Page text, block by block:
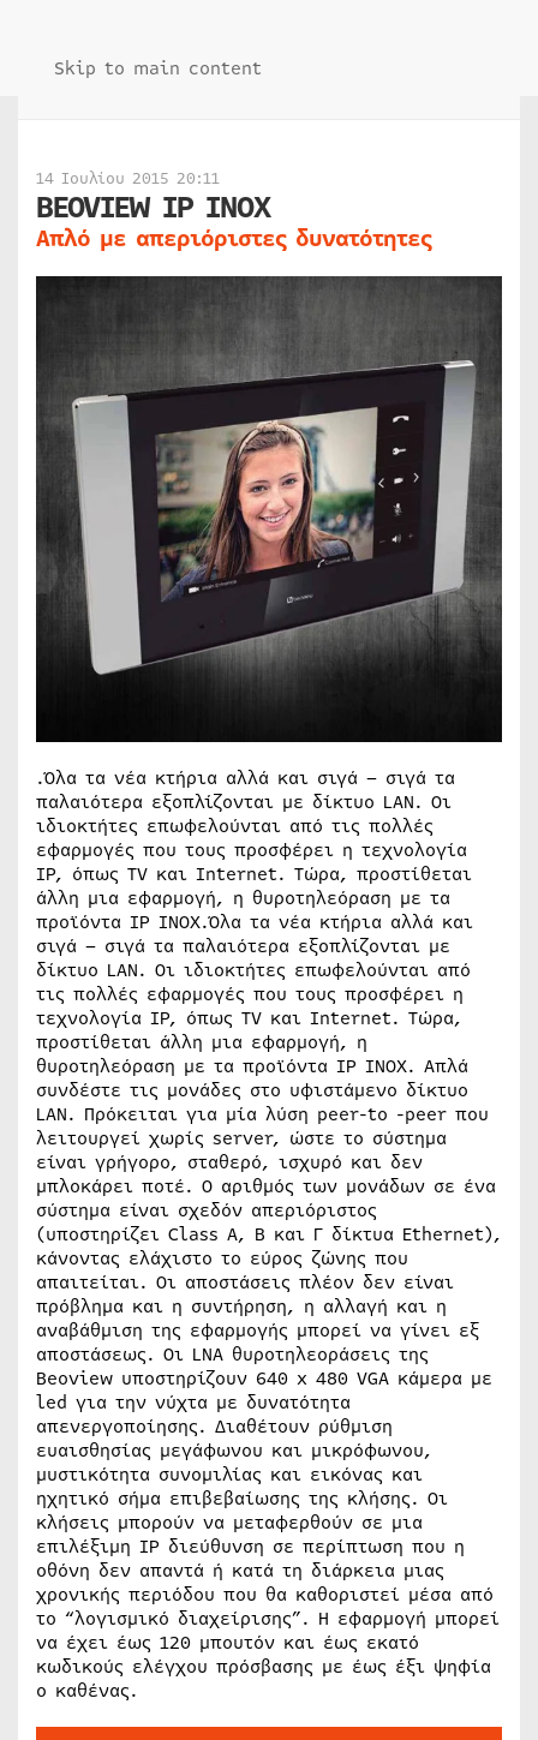
Skip to main content
14 Ιουλίου 2015 20:11
BEOVIEW IP IΝΟΧ
Απλό με απεριόριστες δυνατότητες
.Όλα τα νέα κτήρια αλλά και σιγά – σιγά τα
παλαιότερα εξοπλίζονται με δίκτυο LAN. Οι
ιδιοκτήτες επωφελούνται από τις πολλές
εφαρμογές που τους προσφέρει η τεχνολογία
IP, όπως TV και Internet. Τώρα, προστίθεται
άλλη μια εφαρμογή, η θυροτηλεόραση με τα
προϊόντα IP INOX.Όλα τα νέα κτήρια αλλά και
σιγά – σιγά τα παλαιότερα εξοπλίζονται με
δίκτυο LAN. Οι ιδιοκτήτες επωφελούνται από
τις πολλές εφαρμογές που τους προσφέρει η
τεχνολογία IP, όπως TV και Internet. Τώρα,
προστίθεται άλλη μια εφαρμογή, η
θυροτηλεόραση με τα προϊόντα IP INOX. Απλά
συνδέστε τις μονάδες στο υφιστάμενο δίκτυο
LAN. Πρόκειται για μία λύση peer-to -peer που
λειτουργεί χωρίς server, ώστε το σύστημα
είναι γρήγορο, σταθερό, ισχυρό και δεν
μπλοκάρει ποτέ. Ο αριθμός των μονάδων σε ένα
σύστημα είναι σχεδόν απεριόριστος
(υποστηρίζει Class A, B και Γ δίκτυα Ethernet),
κάνοντας ελάχιστο το εύρος ζώνης που
απαιτείται. Οι αποστάσεις πλέον δεν είναι
πρόβλημα και η συντήρηση, η αλλαγή και η
αναβάθμιση της εφαρμογής μπορεί να γίνει εξ
αποστάσεως. Οι LNA θυροτηλεοράσεις της
Beoview υποστηρίζουν 640 x 480 VGA κάμερα με
led για την νύχτα με δυνατότητα
απενεργοποίησης. Διαθέτουν ρύθμιση
ευαισθησίας μεγάφωνου και μικρόφωνου,
μυστικότητα συνομιλίας και εικόνας και
ηχητικό σήμα επιβεβαίωσης της κλήσης. Οι
κλήσεις μπορούν να μεταφερθούν σε μια
επιλέξιμη IP διεύθυνση σε περίπτωση που η
οθόνη δεν απαντά ή κατά τη διάρκεια μιας
χρονικής περιόδου που θα καθοριστεί μέσα από
το “λογισμικό διαχείρισης”. Η εφαρμογή μπορεί
να έχει έως 120 μπουτόν και έως εκατό
κωδικούς ελέγχου πρόσβασης με έως έξι ψηφία
ο καθένας.